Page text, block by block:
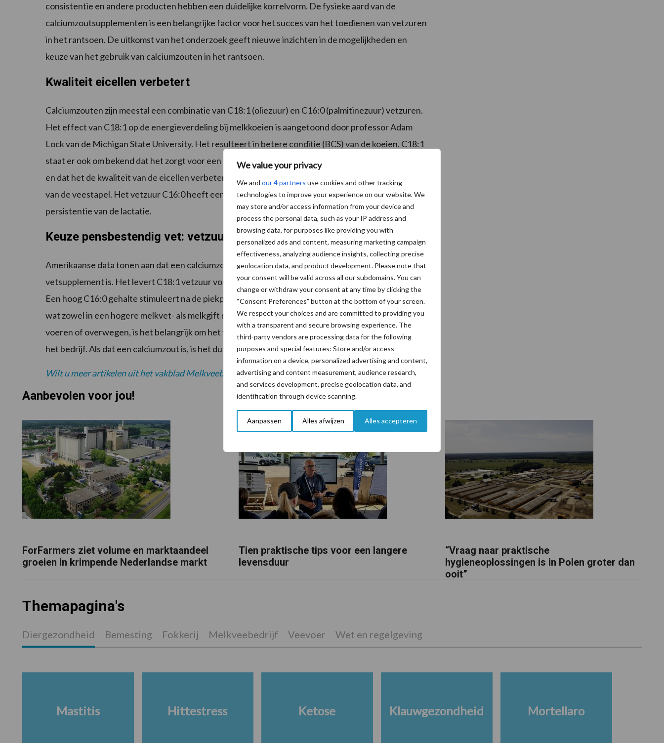
We value your privacy
We and our 4 partners use cookies and other tracking
technologies to improve your experience on our website. We
may store and/or access information from your device and
process the personal data, such as your IP address and
browsing data, for purposes like providing you with
personalized ads and content, measuring marketing campaign
effectiveness, analyzing audience insights, collecting precise
geolocation data, and product development. Please note that
your consent will be valid across all our subdomains. You can
change or withdraw your consent at any time by clicking the
“Consent Preferences” button at the bottom of your screen.
We respect your choices and are committed to providing you
with a transparent and secure browsing experience. The
third-party vendors are processing data for the following
purposes and special features: Store and/or access
information on a device, personalized advertising and content,
advertising and content measurement, audience research,
and services development, precise geolocation data, and
identification through device scanning.
Aanpassen Alles afwijzen Alles accepteren
consistentie en andere producten hebben een duidelijke korrelvorm. De fysieke aard van de
calciumzoutsupplementen is een belangrijke factor voor het succes van het toedienen van vetzuren
in het rantsoen. De uitkomst van het onderzoek geeft nieuwe inzichten in de mogelijkheden en
keuze van het gebruik van calciumzouten in het rantsoen.
Kwaliteit eicellen verbetert
Calciumzouten zijn meestal een combinatie van C18:1 (oliezuur) en C16:0 (palmitinezuur) vetzuren.
Het effect van C18:1 op de energieverdeling bij melkkoeien is aangetoond door professor Adam
Lock van de Michigan State University. Het resulteert in betere conditie (BCS) van de koeien. C18:1
staat er ook om bekend dat het zorgt voor een betere totale vetverteerbaarheid van het rantsoen
en dat het de kwaliteit van de eicellen verbetert. Dit heeft een gunstig effect op de vruchtbaarheid
van de veestapel. Het vetzuur C16:0 heeft een positief effect op het melkvetpercentage en
persistentie van de lactatie.
Keuze pensbestendig vet: vetzuurpatroon en deeltjesgrootte
Amerikaanse data tonen aan dat een calciumzout in de vroege lactatie het meest geschikte
vetsupplement is. Het levert C18:1 vetzuur voor een betere conditie en vruchtbaarheid van de koe.
Een hoog C16:0 gehalte stimuleert na de piekperiode de omzetting van voedingsstoffen in melkvet,
wat zowel in een hogere melkvet- als melkgift resulteert. Voor veehouders die een vetsupplement
voeren of overwegen, is het belangrijk om het vetzurenprofiel af te stemmen op de behoefte van
het bedrijf. Als dat een calciumzout is, is het dus ook belangrijk om te letten op de deeltjesgrootte.
Wilt u meer artikelen uit het vakblad Melkveebedrijf lezen? Profiteer dan nu van de actie »
Aanbevolen voor jou!
ForFarmers ziet volume en marktaandeel
groeien in krimpende Nederlandse markt
Tien praktische tips voor een langere
levensduur
“Vraag naar praktische
hygieneoplossingen is in Polen groter dan
ooit”
Themapagina's
Diergezondheid Bemesting Fokkerij Melkveebedrijf Veevoer Wet en regelgeving
Mastitis Hittestress Ketose Klauwgezondheid Mortellaro